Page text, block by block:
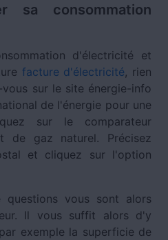
sa consommation
d'électricité et
facture d'électricité, rien
sur le site énergie-info
de l'énergie pour une
sur le comparateur
de gaz naturel. Précisez
et cliquez sur l'option
vous sont alors
Il vous suffit alors d'y
exemple la superficie de